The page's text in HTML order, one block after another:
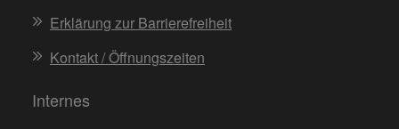
Erklärung zur Barrierefreiheit
Kontakt / Öffnungszeiten
Internes